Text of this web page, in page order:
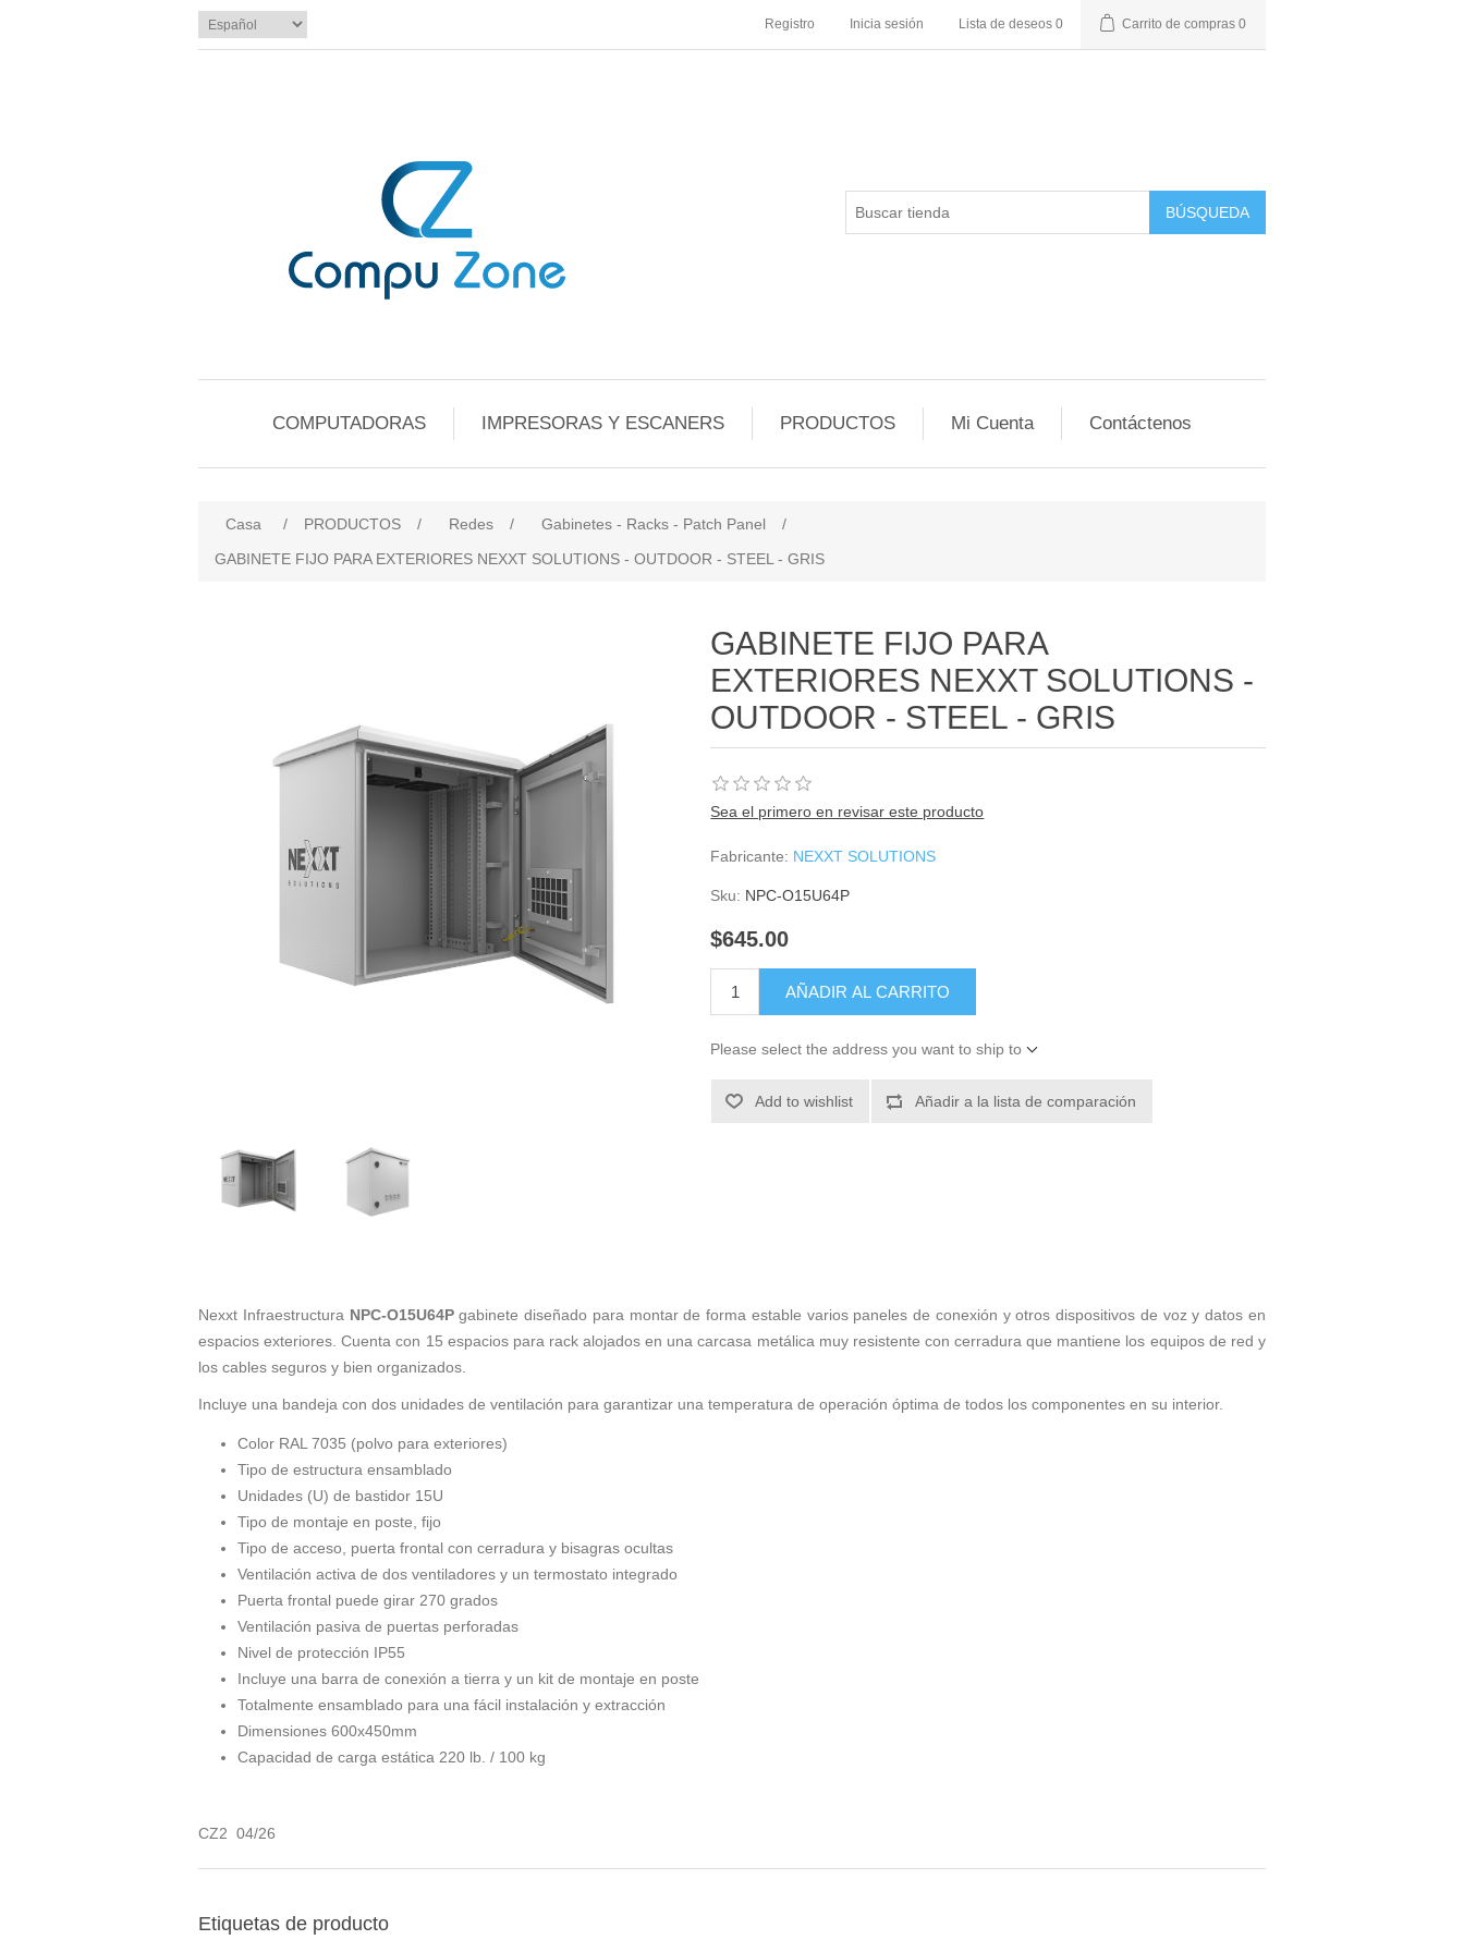
Registro Inicia sesión Lista de deseos 0 Carrito de compras 0
BÚSQUEDA
COMPUTADORAS IMPRESORAS Y ESCANERS PRODUCTOS Mi Cuenta Contáctenos
Casa / PRODUCTOS / Redes / Gabinetes - Racks - Patch Panel
/
GABINETE FIJO PARA EXTERIORES NEXXT SOLUTIONS - OUTDOOR - STEEL - GRIS
GABINETE FIJO PARA
EXTERIORES NEXXT SOLUTIONS -
OUTDOOR - STEEL - GRIS
Sea el primero en revisar este producto
Fabricante: NEXXT SOLUTIONS
Sku: NPC-O15U64P
$645.00
AÑADIR AL CARRITO
Please select the address you want to ship to
Add to wishlist Añadir a la lista de comparación
Nexxt Infraestructura NPC-O15U64Pgabinete diseñado para montar de forma estable varios paneles de conexión y otros dispositivos de voz y datos en
espacios exteriores. Cuenta con 15 espacios para rack alojados en una carcasa metálica muy resistente con cerradura que mantiene los equipos de red y
los cables seguros y bien organizados.
Incluye una bandeja con dos unidades de ventilación para garantizar una temperatura de operación óptima de todos los componentes en su interior.
Color RAL 7035 (polvo para exteriores)
Tipo de estructura ensamblado
Unidades (U) de bastidor 15U
Tipo de montaje en poste, fijo
Tipo de acceso, puerta frontal con cerradura y bisagras ocultas
Ventilación activa de dos ventiladores y un termostato integrado
Puerta frontal puede girar 270 grados
Ventilación pasiva de puertas perforadas
Nivel de protección IP55
Incluye una barra de conexión a tierra y un kit de montaje en poste
Totalmente ensamblado para una fácil instalación y extracción
Dimensiones 600x450mm
Capacidad de carga estática 220 lb. / 100 kg
CZ2 04/26
Etiquetas de producto